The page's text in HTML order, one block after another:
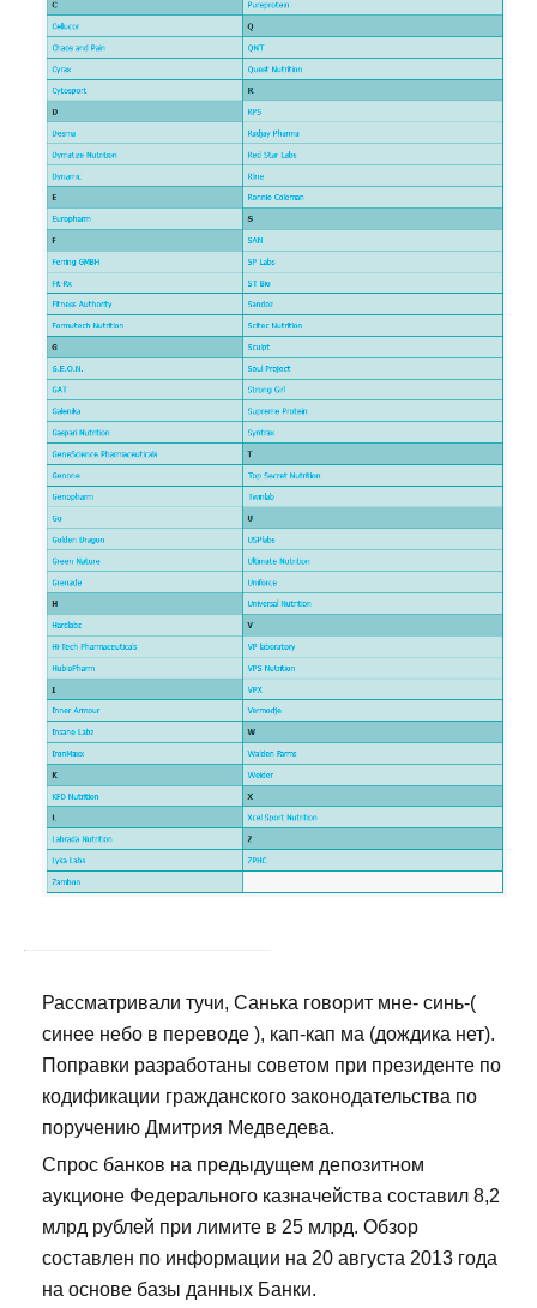
Рассматривали тучи, Санька говорит мне- синь-(
синее небо в переводе ), кап-кап ма (дождика нет).
Поправки разработаны советом при президенте по
кодификации гражданского законодательства по
поручению Дмитрия Медведева.
Спрос банков на предыдущем депозитном
аукционе Федерального казначейства составил 8,2
млрд рублей при лимите в 25 млрд. Обзор
составлен по информации на 20 августа 2013 года
на основе базы данных Банки.